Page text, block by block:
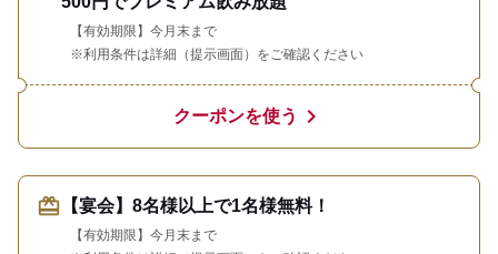
【有効期限】今月末まで
※利用条件は詳細（提示画面）をご確認ください
クーポンを使う chevron_right
redeem 【宴会】8名様以上で1名様無料！
【有効期限】今月末まで